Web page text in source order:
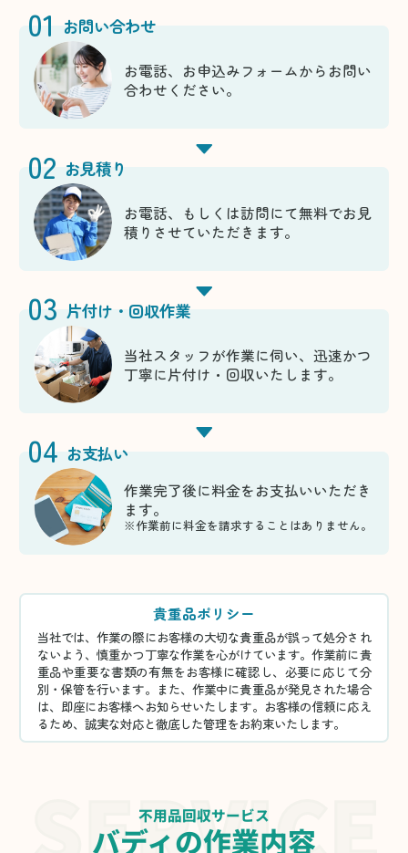
01 お問い合わせ
お電話、お申込みフォームからお問い
合わせください。
02 お見積り
お電話、もしくは訪問にて無料でお見
積りさせていただきます。
03 片付け・回収作業
当社スタッフが作業に伺い、迅速かつ
丁寧に片付け・回収いたします。
04 お支払い
作業完了後に料金をお支払いいただき
ます。
※作業前に料金を請求することはありません。
貴重品ポリシー
当社では、作業の際にお客様の大切な貴重品が誤って処分され
ないよう、慎重かつ丁寧な作業を心がけています。作業前に貴
重品や重要な書類の有無をお客様に確認し、必要に応じて分
別・保管を行います。また、作業中に貴重品が発見された場合
は、即座にお客様へお知らせいたします。お客様の信頼に応え
るため、誠実な対応と徹底した管理をお約束いたします。
不用品回収サービス
バディの作業内容